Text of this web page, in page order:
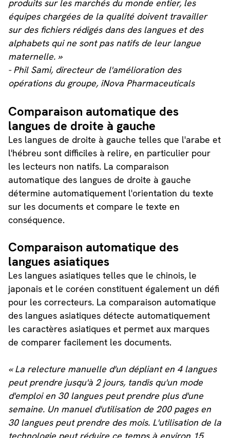
produits sur les marchés du monde entier, les
équipes chargées de la qualité doivent travailler
sur des fichiers rédigés dans des langues et des
alphabets qui ne sont pas natifs de leur langue
maternelle. »
- Phil Sami, directeur de l'amélioration des
opérations du groupe, iNova Pharmaceuticals
Comparaison automatique des
langues de droite à gauche
Les langues de droite à gauche telles que l'arabe et
l'hébreu sont difficiles à relire, en particulier pour
les lecteurs non natifs. La comparaison
automatique des langues de droite à gauche
détermine automatiquement l'orientation du texte
sur les documents et compare le texte en
conséquence.
Comparaison automatique des
langues asiatiques
Les langues asiatiques telles que le chinois, le
japonais et le coréen constituent également un défi
pour les correcteurs. La comparaison automatique
des langues asiatiques détecte automatiquement
les caractères asiatiques et permet aux marques
de comparer facilement les documents.
« La relecture manuelle d'un dépliant en 4 langues
peut prendre jusqu'à 2 jours, tandis qu'un mode
d'emploi en 30 langues peut prendre plus d'une
semaine. Un manuel d'utilisation de 200 pages en
30 langues peut prendre des mois. L'utilisation de la